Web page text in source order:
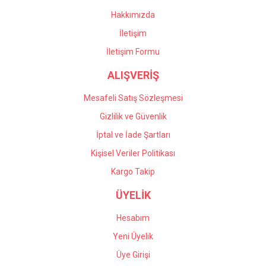
Önder Kaçar | 20/05/2026
Hakkımızda
İletişim
İletişim Formu
ALIŞVERİŞ
Mesafeli Satış Sözleşmesi
Gizlilik ve Güvenlik
İptal ve İade Şartları
Kişisel Veriler Politikası
Kargo Takip
ÜYELİK
Hesabım
Yeni Üyelik
Üye Girişi